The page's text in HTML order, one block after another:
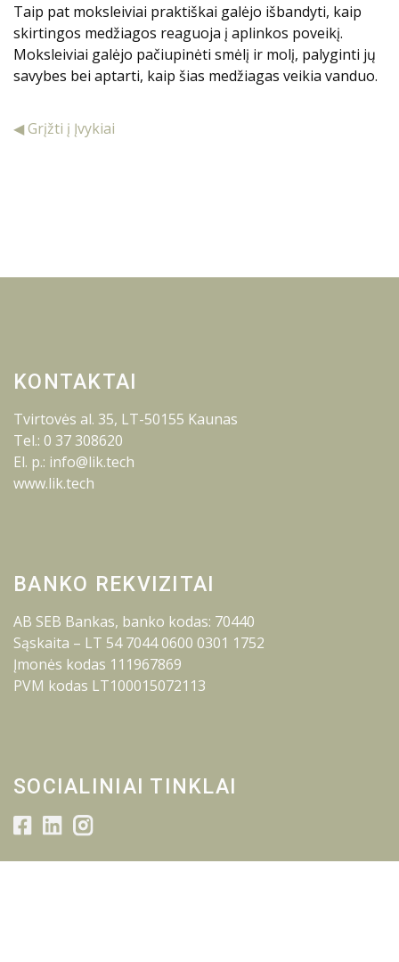
Taip pat moksleiviai praktiškai galėjo išbandyti, kaip
skirtingos medžiagos reaguoja į aplinkos poveikį.
Moksleiviai galėjo pačiupinėti smėlį ir molį, palyginti jų
savybes bei aptarti, kaip šias medžiagas veikia vanduo.
◀ Grįžti į Įvykiai
KONTAKTAI
Tvirtovės al. 35, LT-50155 Kaunas
Tel.: 0 37 308620
El. p.: info@lik.tech
www.lik.tech
BANKO REKVIZITAI
AB SEB Bankas, banko kodas: 70440
Sąskaita – LT 54 7044 0600 0301 1752
Įmonės kodas 111967869
PVM kodas LT100015072113
SOCIALINIAI TINKLAI